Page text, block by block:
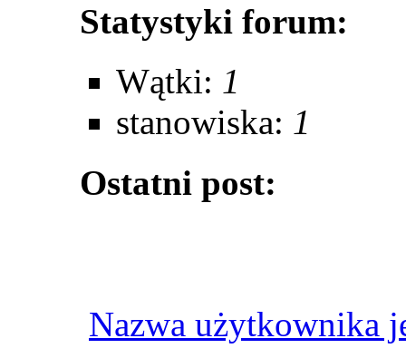
Statystyki forum:
Wątki: 1
stanowiska: 1
Ostatni post:
Nazwa użytkownika